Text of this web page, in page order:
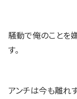
騒動で俺のことを
す。
アンチは今も離れ